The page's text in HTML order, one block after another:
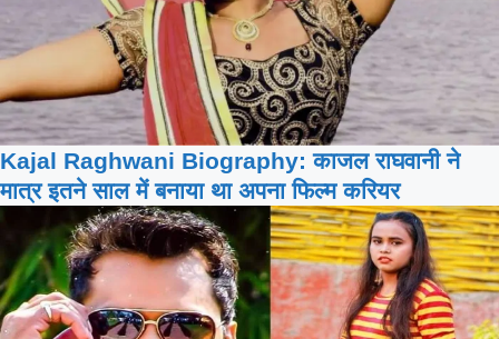
Kajal Raghwani Biography: काजल राघवानी ने
मात्र इतने साल में बनाया था अपना फिल्म करियर